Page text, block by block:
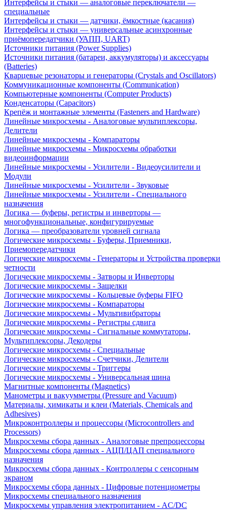
Интерфейсы и стыки — аналоговые переключатели —
специальные
Интерфейсы и стыки — датчики, ёмкостные (касания)
Интерфейсы и стыки — универсальные асинхронные
приёмопередатчики (УАПП, UART)
Источники питания (Power Supplies)
Источники питания (батареи, аккумуляторы) и аксессуары
(Batteries)
Кварцевые резонаторы и генераторы (Crystals and Oscillators)
Коммуникационные компоненты (Communication)
Компьютерные компоненты (Computer Products)
Конденсаторы (Capacitors)
Крепёж и монтажные элементы (Fasteners and Hardware)
Линейные микросхемы - Аналоговые мультиплексоры,
Делители
Линейные микросхемы - Компараторы
Линейные микросхемы - Микросхемы обработки
видеоинформации
Линейные микросхемы - Усилители - Видеоусилители и
Модули
Линейные микросхемы - Усилители - Звуковые
Линейные микросхемы - Усилители - Специального
назначения
Логика — буферы, регистры и инверторы —
многофункциональные, конфигурируемые
Логика — преобразователи уровней сигнала
Логические микросхемы - Буферы, Приемники,
Приемопередатчики
Логические микросхемы - Генераторы и Устройства проверки
четности
Логические микросхемы - Затворы и Инверторы
Логические микросхемы - Защелки
Логические микросхемы - Кольцевые буферы FIFO
Логические микросхемы - Компараторы
Логические микросхемы - Мультивибраторы
Логические микросхемы - Регистры сдвига
Логические микросхемы - Сигнальные коммутаторы,
Мультиплексоры, Декодеры
Логические микросхемы - Специальные
Логические микросхемы - Счетчики, Делители
Логические микросхемы - Триггеры
Логические микросхемы - Универсальная шина
Магнитные компоненты (Magnetics)
Манометры и вакуумметры (Pressure and Vacuum)
Материалы, химикаты и клеи (Materials, Chemicals and
Adhesives)
Микроконтроллеры и процессоры (Microcontrollers and
Processors)
Микросхемы сбора данных - Аналоговые препроцессоры
Микросхемы сбора данных - АЦП/ЦАП специального
назначения
Микросхемы сбора данных - Контроллеры с сенсорным
экраном
Микросхемы сбора данных - Цифровые потенциометры
Микросхемы специального назначения
Микросхемы управления электропитанием - AC/DC